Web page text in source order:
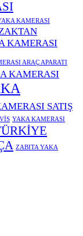
KAMERASI
KAMERASI
ARAÇ APARATI
KAMERASI
SATIŞ
YAKA KAMERASI
ZABITA YAKA